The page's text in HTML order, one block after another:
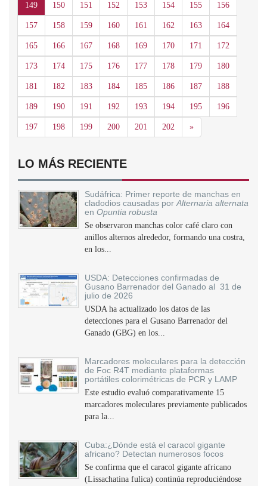
149 150 151 152 153 154 155 156
157 158 159 160 161 162 163 164
165 166 167 168 169 170 171 172
173 174 175 176 177 178 179 180
181 182 183 184 185 186 187 188
189 190 191 192 193 194 195 196
197 198 199 200 201 202 »Siguiente
LO MÁS RECIENTE
Sudáfrica: Primer reporte de manchas en
cladodios causadas por Alternaria alternata
en Opuntia robusta
Se observaron manchas color café claro con
anillos alternos alrededor, formando una costra,
en los...
USDA: Detecciones confirmadas de
Gusano Barrenador del Ganado al 31 de
julio de 2026
USDA ha actualizado los datos de las
detecciones para el Gusano Barrenador del
Ganado (GBG) en los...
Marcadores moleculares para la detección
de Foc R4T mediante plataformas
portátiles colorimétricas de PCR y LAMP
Este estudio evaluó comparativamente 15
marcadores moleculares previamente publicados
para la...
Cuba:¿Dónde está el caracol gigante
africano? Detectan numerosos focos
Se confirma que el caracol gigante africano
(Lissachatina fulica) continúa reproduciéndose